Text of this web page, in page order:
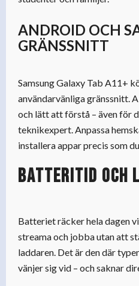
ANDROID OCH
GRÄNSSNITT
Samsung Galaxy Tab A11+
användarvänliga gränssnitt.
och lätt att förstå – även för
teknikexpert. Anpassa
installera appar precis som
Batteritid och
Batteriet räcker hela dagen
streama och jobba utan att
laddaren. Det är den där
vänjer sig vid – och saknar